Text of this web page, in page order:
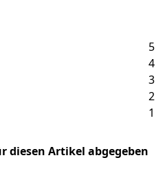
5
4
3
2
1
diesen Artikel abgegeben